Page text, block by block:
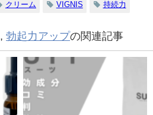
クリーム VIGNIS 持続力
, 勃起力アップの関連記事